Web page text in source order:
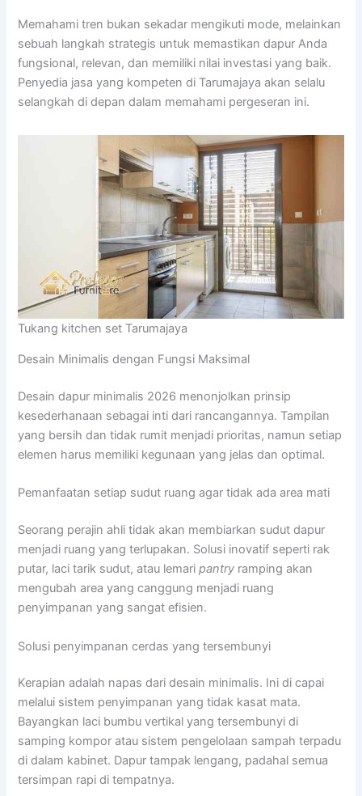
Memahami tren bukan sekadar mengikuti mode, melainkan
sebuah langkah strategis untuk memastikan dapur Anda
fungsional, relevan, dan memiliki nilai investasi yang baik.
Penyedia jasa yang kompeten di Tarumajaya akan selalu
selangkah di depan dalam memahami pergeseran ini.
Tukang kitchen set Tarumajaya
Desain Minimalis dengan Fungsi Maksimal
Desain dapur minimalis 2026 menonjolkan prinsip
kesederhanaan sebagai inti dari rancangannya. Tampilan
yang bersih dan tidak rumit menjadi prioritas, namun setiap
elemen harus memiliki kegunaan yang jelas dan optimal.
Pemanfaatan setiap sudut ruang agar tidak ada area mati
Seorang perajin ahli tidak akan membiarkan sudut dapur
menjadi ruang yang terlupakan. Solusi inovatif seperti rak
putar, laci tarik sudut, atau lemaripantry ramping akan
mengubah area yang canggung menjadi ruang
penyimpanan yang sangat efisien.
Solusi penyimpanan cerdas yang tersembunyi
Kerapian adalah napas dari desain minimalis. Ini di capai
melalui sistem penyimpanan yang tidak kasat mata.
Bayangkan laci bumbu vertikal yang tersembunyi di
samping kompor atau sistem pengelolaan sampah terpadu
di dalam kabinet. Dapur tampak lengang, padahal semua
tersimpan rapi di tempatnya.